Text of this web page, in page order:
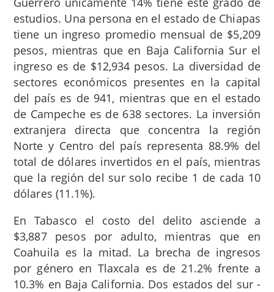
estudios. Una persona en el estado de Chiapas
tiene un ingreso promedio mensual de $5,209
pesos, mientras que en Baja California Sur el
ingreso es de $12,934 pesos. La diversidad de
sectores económicos presentes en la capital
del país es de 941, mientras que en el estado
de Campeche es de 638 sectores. La inversión
extranjera directa que concentra la región
Norte y Centro del país representa 88.9% del
total de dólares invertidos en el país, mientras
que la región del sur solo recibe 1 de cada 10
dólares (11.1%).
En Tabasco el costo del delito asciende a
$3,887 pesos por adulto, mientras que en
Coahuila es la mitad. La brecha de ingresos
por género en Tlaxcala es de 21.2% frente a
10.3% en Baja California. Dos estados del sur -